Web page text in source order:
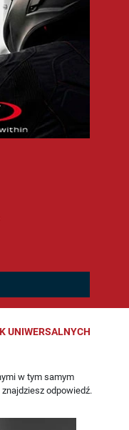
UNIWERSALNYCH
w tym samym
odpowiedź.